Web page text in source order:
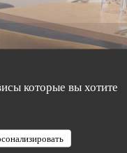
которые вы хотите